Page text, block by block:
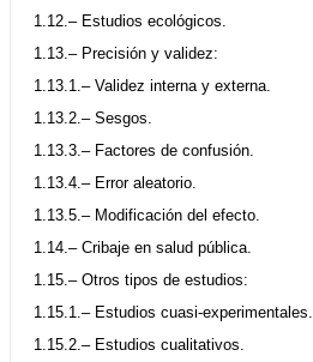
1.12.– Estudios ecológicos.
1.13.– Precisión y validez:
1.13.1.– Validez interna y externa.
1.13.2.– Sesgos.
1.13.3.– Factores de confusión.
1.13.4.– Error aleatorio.
1.13.5.– Modificación del efecto.
1.14.– Cribaje en salud pública.
1.15.– Otros tipos de estudios:
1.15.1.– Estudios cuasi-experimentales.
1.15.2.– Estudios cualitativos.